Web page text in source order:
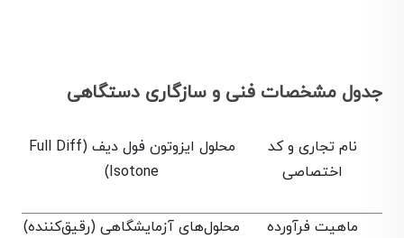
جدول مشخصات فنی و سازگاری دستگاهی
نام تجاری و کد
اختصاصی
محلول ایزوتون فول دیف (Full Diff
Isotone)
ماهیت فرآورده محلول‌های آزمایشگاهی (رقیق‌کننده)